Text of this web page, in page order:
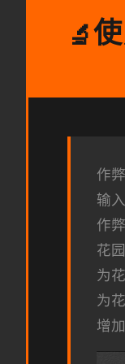
🔬
作
输
作
花
为
为
增